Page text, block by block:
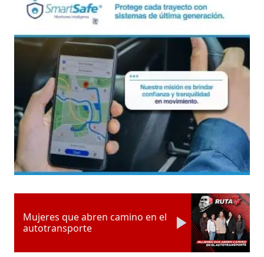
Mujeres que abren camino en el
autotransporte